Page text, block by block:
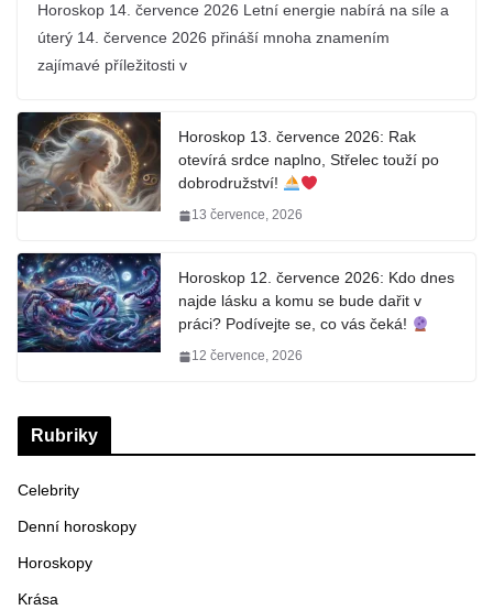
Horoskop 14. července 2026 Letní energie nabírá na síle a
úterý 14. července 2026 přináší mnoha znamením
zajímavé příležitosti v
Horoskop 13. července 2026: Rak
otevírá srdce naplno, Střelec touží po
dobrodružství!
13 července, 2026
Horoskop 12. července 2026: Kdo dnes
najde lásku a komu se bude dařit v
práci? Podívejte se, co vás čeká!
12 července, 2026
Rubriky
Celebrity
Denní horoskopy
Horoskopy
Krása